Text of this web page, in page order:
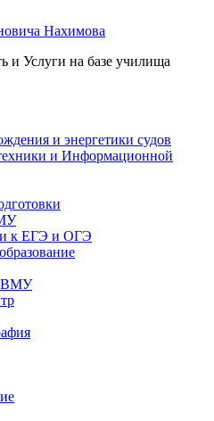
Нахимова
и Услуги на базе училища
и энергетики судов
и Информационной
к ЕГЭ и ОГЭ